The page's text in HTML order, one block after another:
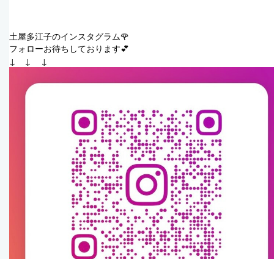
土屋多江子のインスタグラム🌹
フォローお待ちしております💕
↓　↓    ↓